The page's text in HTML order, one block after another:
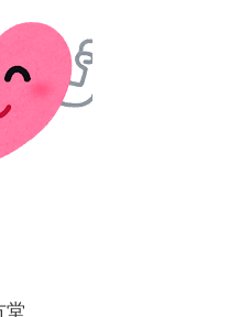
堂